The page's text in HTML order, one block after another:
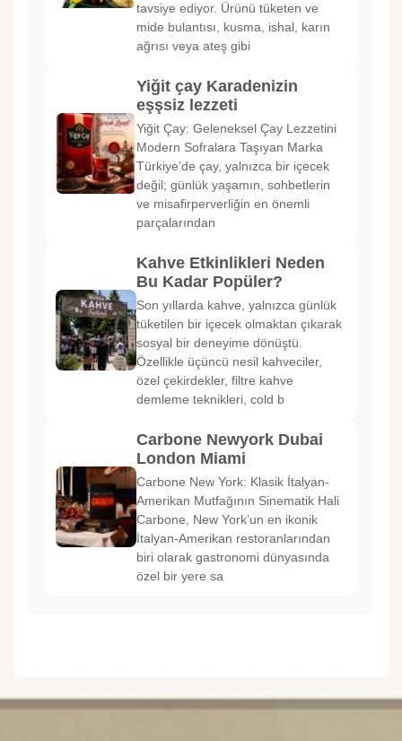
tavsiye ediyor. Ürünü tüketen ve
mide bulantısı, kusma, ishal, karın
ağrısı veya ateş gibi
Yiğit çay Karadenizin
eşşsiz lezzeti
Yiğit Çay: Geleneksel Çay Lezzetini
Modern Sofralara Taşıyan Marka
Türkiye’de çay, yalnızca bir içecek
değil; günlük yaşamın, sohbetlerin
ve misafirperverliğin en önemli
parçalarından
Kahve Etkinlikleri Neden
Bu Kadar Popüler?
Son yıllarda kahve, yalnızca günlük
tüketilen bir içecek olmaktan çıkarak
sosyal bir deneyime dönüştü.
Özellikle üçüncü nesil kahveciler,
özel çekirdekler, filtre kahve
demleme teknikleri, cold b
Carbone Newyork Dubai
London Miami
Carbone New York: Klasik İtalyan-
Amerikan Mutfağının Sinematik Hali
Carbone, New York’un en ikonik
İtalyan-Amerikan restoranlarından
biri olarak gastronomi dünyasında
özel bir yere sa